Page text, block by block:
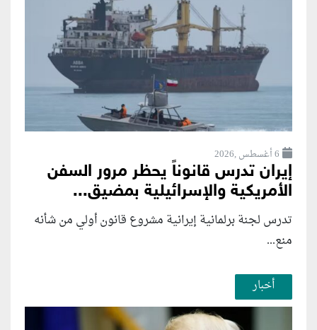
6 أغسطس ,2026
إيران تدرس قانوناً يحظر مرور السفن
الأمريكية والإسرائيلية بمضيق...
تدرس لجنة برلمانية إيرانية مشروع قانون ⁠أولي من شأنه
منع...
أخبار